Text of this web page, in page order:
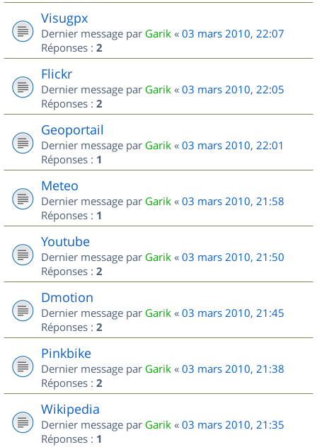
Visugpx
Dernier message par Garik « 03 mars 2010, 22:07
Réponses : 2
Flickr
Dernier message par Garik « 03 mars 2010, 22:05
Réponses : 2
Geoportail
Dernier message par Garik « 03 mars 2010, 22:01
Réponses : 1
Meteo
Dernier message par Garik « 03 mars 2010, 21:58
Réponses : 1
Youtube
Dernier message par Garik « 03 mars 2010, 21:50
Réponses : 2
Dmotion
Dernier message par Garik « 03 mars 2010, 21:45
Réponses : 2
Pinkbike
Dernier message par Garik « 03 mars 2010, 21:38
Réponses : 2
Wikipedia
Dernier message par Garik « 03 mars 2010, 21:35
Réponses : 1